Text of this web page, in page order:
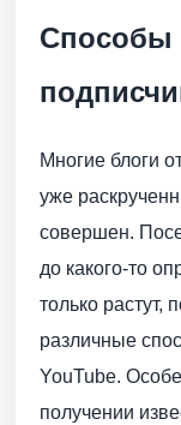
Способы
Многие блоги
уже
совершен.
до какого-то
только растут,
различные
YouTube.
получении